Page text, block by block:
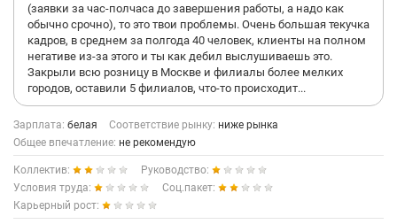
(заявки за час-полчаса до завершения работы, а надо как
обычно срочно), то это твои проблемы. Очень большая текучка
кадров, в среднем за полгода 40 человек, клиенты на полном
негативе из-за этого и ты как дебил выслушиваешь это.
Закрыли всю розницу в Москве и филиалы более мелких
городов, оставили 5 филиалов, что-то происходит...
Зарплата: белая Соответствие рынку: ниже рынка
Общее впечатление: не рекомендую
Коллектив:
Руководство:
Условия труда:
Соц.пакет:
Карьерный рост: